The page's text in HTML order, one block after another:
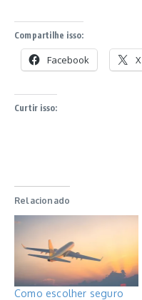
Compartilhe isso:
Facebook X
Curtir isso:
Relacionado
Como escolher seguro